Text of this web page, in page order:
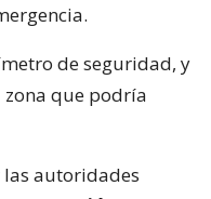
de seguridad, y
zona que podría
autoridades